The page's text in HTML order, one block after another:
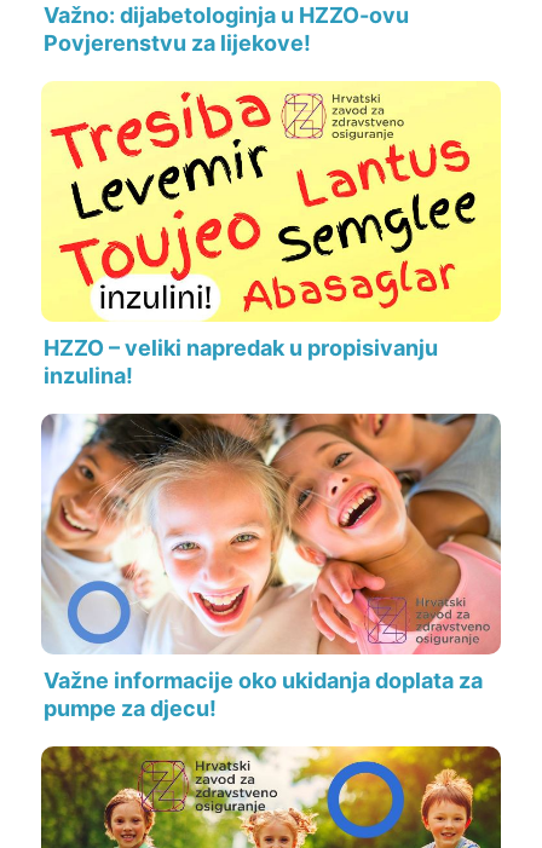
Važno: dijabetologinja u HZZO-ovu
Povjerenstvu za lijekove!
HZZO – veliki napredak u propisivanju
inzulina!
Važne informacije oko ukidanja doplata za
pumpe za djecu!